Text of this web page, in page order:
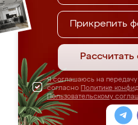
Прикрепить
Рассчитать
Я соглашаюсь на
согласно Политике
Пользовательскому